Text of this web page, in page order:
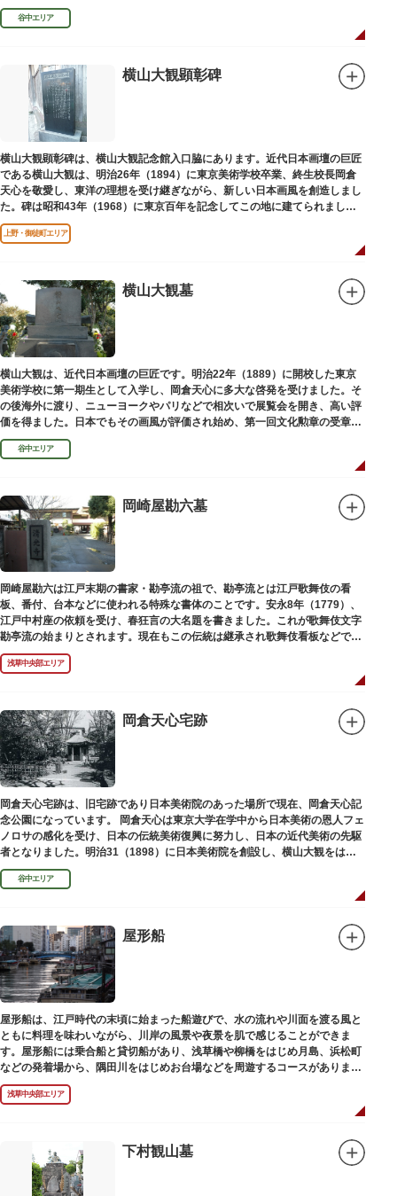
授として多くの文人を育て、慶応3年 （1867）に没しました。
谷中エリア
横山大観顕彰碑
横山大観顕彰碑は、横山大観記念館入口脇にあります。近代日本画壇の巨匠
である横山大観は、明治26年（1894）に東京美術学校卒業、終生校長岡倉
天心を敬愛し、東洋の理想を受け継ぎながら、新しい日本画風を創造しまし
た。碑は昭和43年（1968）に東京百年を記念してこの地に建てられまし
た。
上野・御徒町エリア
横山大観墓
横山大観は、近代日本画壇の巨匠です。明治22年（1889）に開校した東京
美術学校に第一期生として入学し、岡倉天心に多大な啓発を受けました。そ
の後海外に渡り、ニューヨークやパリなどで相次いで展覧会を開き、高い評
価を得ました。日本でもその画風が評価され始め、第一回文化勲章の受章者
となりました。お墓は谷中霊園にあります。
谷中エリア
岡崎屋勘六墓
岡崎屋勘六は江戸末期の書家・勘亭流の祖で、勘亭流とは江戸歌舞伎の看
板、番付、台本などに使われる特殊な書体のことです。安永8年（1779）、
江戸中村座の依頼を受け、春狂言の大名題を書きました。これが歌舞伎文字
勘亭流の始まりとされます。現在もこの伝統は継承され歌舞伎看板などで使
われています。 お墓は清光寺（せいこうじ）境内にあります。
浅草中央部エリア
岡倉天心宅跡
岡倉天心宅跡は、旧宅跡であり日本美術院のあった場所で現在、岡倉天心記
念公園になっています。 岡倉天心は東京大学在学中から日本美術の恩人フェ
ノロサの感化を受け、日本の伝統美術復興に努力し、日本の近代美術の先駆
者となりました。明治31（1898）に日本美術院を創設し、横山大観をはじ
め優れた画家を世に送り出しました。
谷中エリア
屋形船
屋形船は、江戸時代の末頃に始まった船遊びで、水の流れや川面を渡る風と
ともに料理を味わいながら、川岸の風景や夜景を肌で感じることができま
す。屋形船には乗合船と貸切船があり、浅草橋や柳橋をはじめ月島、浜松町
などの発着場から、隅田川をはじめお台場などを周遊するコースがありま
す。
浅草中央部エリア
下村観山墓